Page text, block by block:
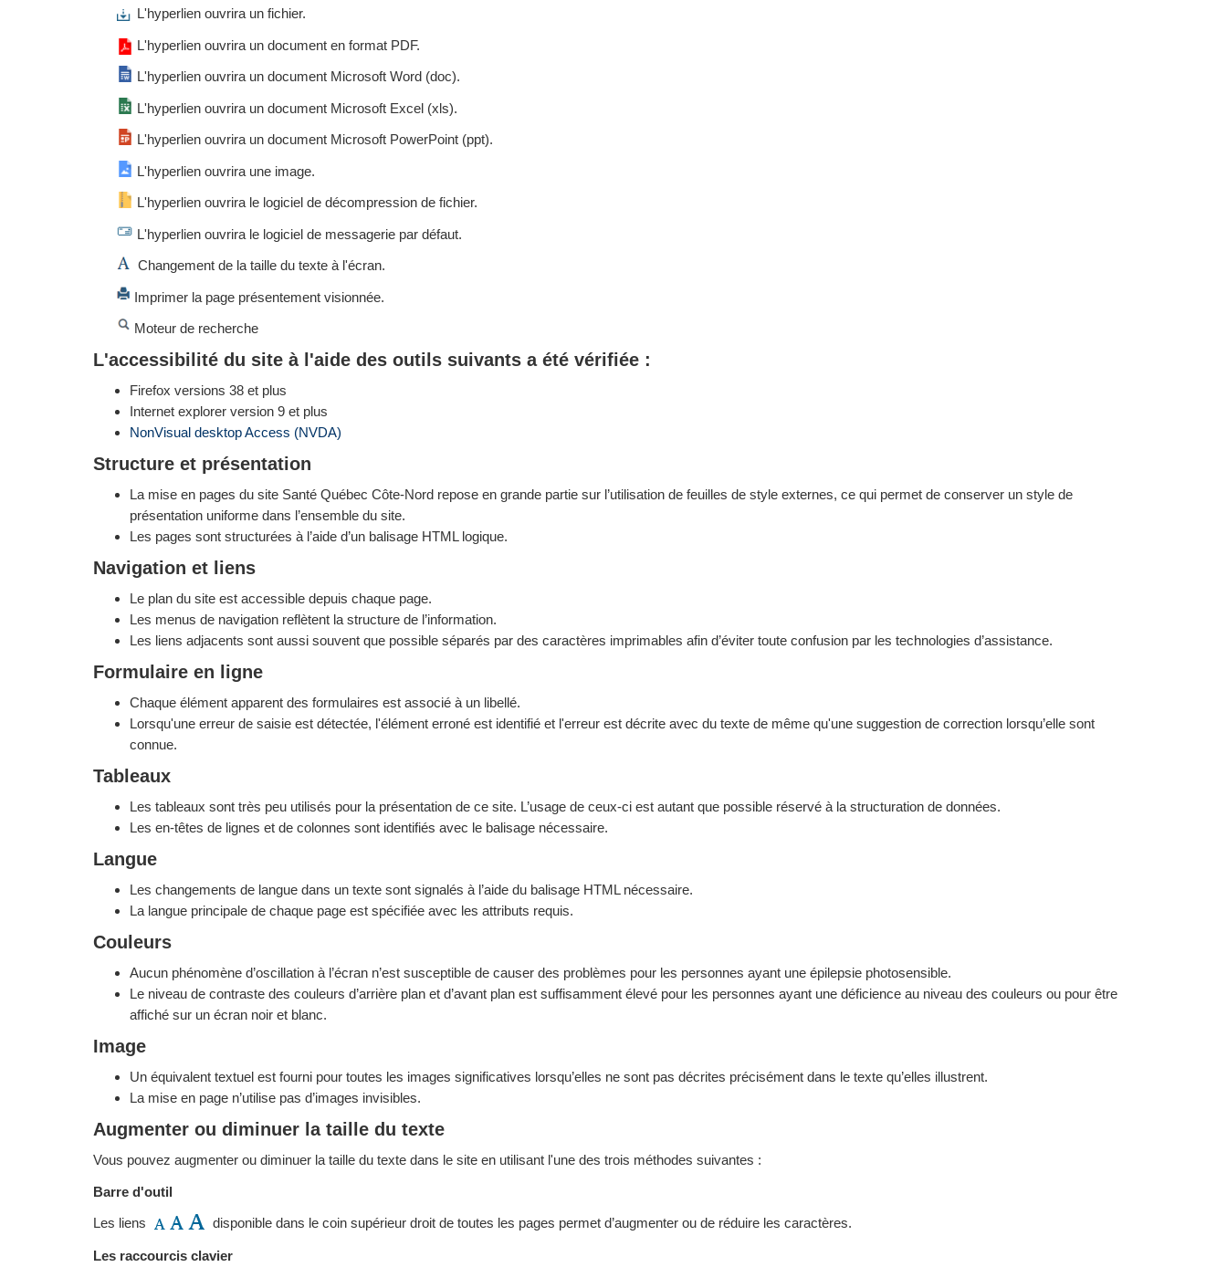
L'hyperlien ouvrira un fichier.
L'hyperlien ouvrira un document en format PDF.
L'hyperlien ouvrira un document Microsoft Word (doc).
L'hyperlien ouvrira un document Microsoft Excel (xls).
L'hyperlien ouvrira un document Microsoft PowerPoint (ppt).
L'hyperlien ouvrira une image.
L'hyperlien ouvrira le logiciel de décompression de fichier.
L'hyperlien ouvrira le logiciel de messagerie par défaut.
Changement de la taille du texte à l'écran.
Imprimer la page présentement visionnée.
Moteur de recherche
L'accessibilité du site à l'aide des outils suivants a été vérifiée :
Firefox versions 38 et plus
Internet explorer version 9 et plus
NonVisual desktop Access (NVDA)
Structure et présentation
La mise en pages du site Santé Québec Côte-Nord repose en grande partie sur l’utilisation de feuilles de style externes, ce qui permet de conserver un style de
présentation uniforme dans l’ensemble du site.
Les pages sont structurées à l’aide d’un balisage HTML logique.
Navigation et liens
Le plan du site est accessible depuis chaque page.
Les menus de navigation reflètent la structure de l’information.
Les liens adjacents sont aussi souvent que possible séparés par des caractères imprimables afin d’éviter toute confusion par les technologies d’assistance.
Formulaire en ligne
Chaque élément apparent des formulaires est associé à un libellé.
Lorsqu'une erreur de saisie est détectée, l'élément erroné est identifié et l'erreur est décrite avec du texte de même qu'une suggestion de correction lorsqu’elle sont
connue.
Tableaux
Les tableaux sont très peu utilisés pour la présentation de ce site. L’usage de ceux-ci est autant que possible réservé à la structuration de données.
Les en-têtes de lignes et de colonnes sont identifiés avec le balisage nécessaire.
Langue
Les changements de langue dans un texte sont signalés à l’aide du balisage HTML nécessaire.
La langue principale de chaque page est spécifiée avec les attributs requis.
Couleurs
Aucun phénomène d’oscillation à l’écran n’est susceptible de causer des problèmes pour les personnes ayant une épilepsie photosensible.
Le niveau de contraste des couleurs d’arrière plan et d’avant plan est suffisamment élevé pour les personnes ayant une déficience au niveau des couleurs ou pour être
affiché sur un écran noir et blanc.
Image
Un équivalent textuel est fourni pour toutes les images significatives lorsqu’elles ne sont pas décrites précisément dans le texte qu’elles illustrent.
La mise en page n’utilise pas d’images invisibles.
Augmenter ou diminuer la taille du texte
Vous pouvez augmenter ou diminuer la taille du texte dans le site en utilisant l'une des trois méthodes suivantes :
Barre d'outil
Les liens disponible dans le coin supérieur droit de toutes les pages permet d’augmenter ou de réduire les caractères.
Les raccourcis clavier